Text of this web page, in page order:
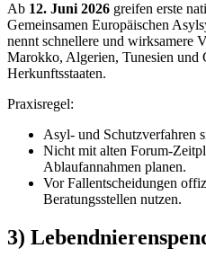
Ab 12. Juni 2026 greifen erste
Gemeinsamen Europäischen
nennt schnellere und wirksamere
Marokko, Algerien, Tunesien und
Herkunftsstaaten.
Praxisregel:
Asyl- und Schutzverfahren
Nicht mit alten Forum-
Ablaufannahmen planen.
Vor Fallentscheidungen
Beratungsstellen nutzen.
3)